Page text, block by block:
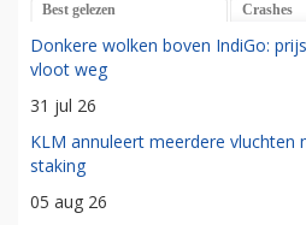
Best gelezen Crashes
Donkere wolken boven IndiGo:
vloot weg
31 jul 26
KLM annuleert meerdere vluchten
staking
05 aug 26